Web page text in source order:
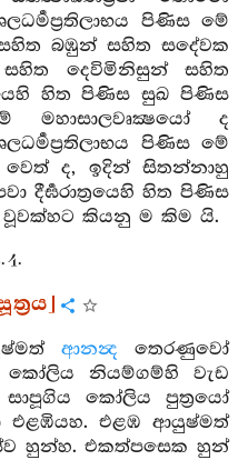
පිණිස මේ
බඹුන් සහිත සදේවක
දෙවිමිනිසුන් සහිත
හිත පිණිස සුඛ පිණිස
ද
පිණිස මේ
වෙත් ද, ඉදින් සිතන්නාහු
දීර්‍ඝරාත්‍රයෙහි හිත පිණිස
කියනු ම කිම යි.
4.
ආනන්‍ද තෙරණුවෝ
නියම්ගම්හි වැඩ
කෝලිය පුත්‍රයෝ
එළඹ ආයුෂ්මත්
හුන්හ. එකත්පසෙක හුන්